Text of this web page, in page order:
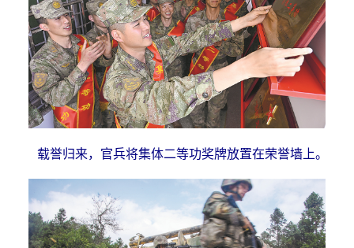
载誉归来，官兵将集体二等功奖牌放置在荣誉墙上。